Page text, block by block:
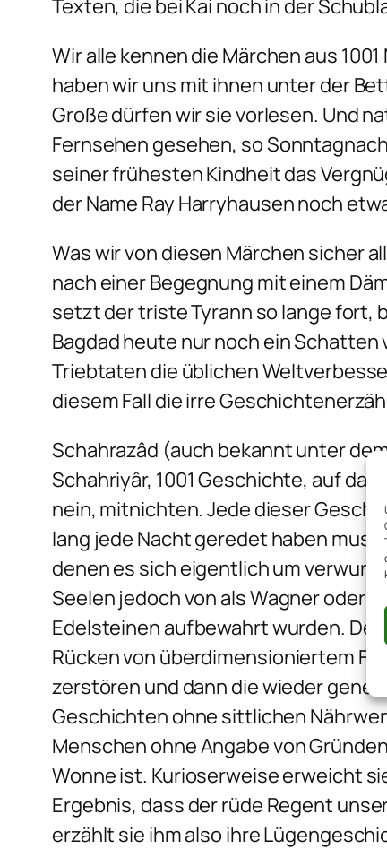
Texten, die bei Kai noch in der
Wir alle kennen die Märchen aus
haben wir uns mit ihnen unter der
Große dürfen wir sie vorlesen. Und
Fernsehen gesehen, so
seiner frühesten Kindheit das
der Name Ray Harryhausen noch
Was wir von diesen Märchen sicher
nach einer Begegnung mit einem
setzt der triste Tyrann so lange fort,
Bagdad heute nur noch ein
Triebtaten die üblichen
diesem Fall die irre
Schahrazâd (auch bekannt unter
Schahriyâr, 1001 Geschichte, auf
nein, mitnichten. Jede dieser
lang jede Nacht geredet haben
denen es sich eigentlich um
Seelen jedoch von als Wagner oder
Edelsteinen aufbewahrt wurden.
Rücken von überdimensioniertem
zerstören und dann die wieder
Geschichten ohne sittlichen
Menschen ohne Angabe von
Wonne ist. Kurioserweise erweicht
Ergebnis, dass der rüde Regent
erzählt sie ihm also ihre